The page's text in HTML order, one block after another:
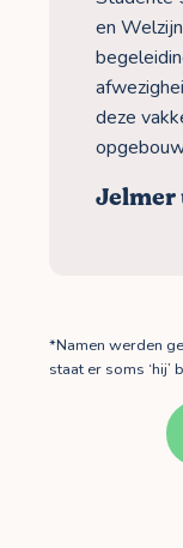
en
deze
Jelmer
*Namen werden
staat er soms